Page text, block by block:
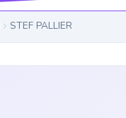
STEF PALLIER